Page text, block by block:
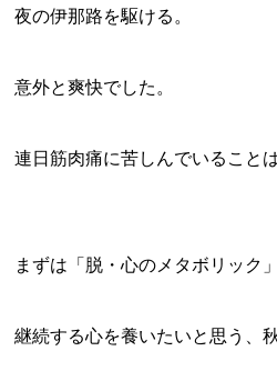
夜の伊那路を駆ける。
意外と爽快でした。
連日筋肉痛に苦しんでいること
まずは「脱・心のメタボリック
継続する心を養いたいと思う、